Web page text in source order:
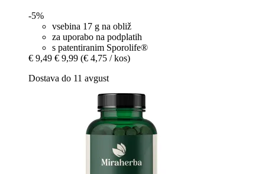
-5%
vsebina 17 g na obliž
za uporabo na podplatih
s patentiranim Sporolife®
€ 9,49 € 9,99 (€ 4,75 / kos)
Dostava do 11 avgust